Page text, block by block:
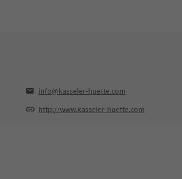
info@kasseler-huette.com
http://www.kasseler-huette.com